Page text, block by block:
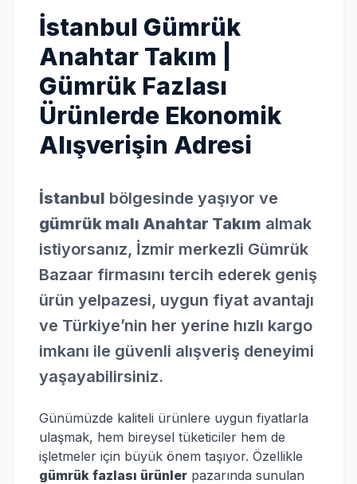
İstanbul Gümrük
Anahtar Takım |
Gümrük Fazlası
Ürünlerde Ekonomik
Alışverişin Adresi
İstanbul bölgesinde yaşıyor ve
gümrük malı Anahtar Takım almak
istiyorsanız, İzmir merkezli Gümrük
Bazaar firmasını tercih ederek geniş
ürün yelpazesi, uygun fiyat avantajı
ve Türkiye’nin her yerine hızlı kargo
imkanı ile güvenli alışveriş deneyimi
yaşayabilirsiniz.
Günümüzde kaliteli ürünlere uygun fiyatlarla
ulaşmak, hem bireysel tüketiciler hem de
işletmeler için büyük önem taşıyor. Özellikle
gümrük fazlası ürünler pazarında sunulan